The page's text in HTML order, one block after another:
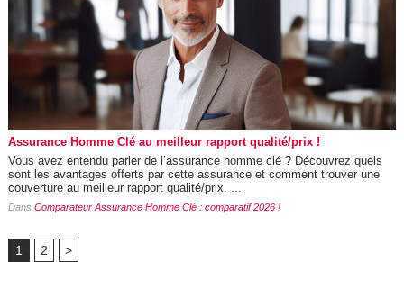
Assurance Homme Clé au meilleur rapport qualité/prix !
Vous avez entendu parler de l’assurance homme clé ? Découvrez quels
sont les avantages offerts par cette assurance et comment trouver une
couverture au meilleur rapport qualité/prix. ...
Dans Comparateur Assurance Homme Clé : comparatif 2026 !
1 2 >